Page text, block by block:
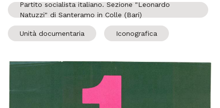
Partito socialista italiano. Sezione "Leonardo
Natuzzi" di Santeramo in Colle (Bari)
Unità documentaria Iconografica